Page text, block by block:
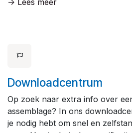
Downloadcentrum
Op zoek naar extra info over
assemblage? In ons
je nodig hebt om snel en